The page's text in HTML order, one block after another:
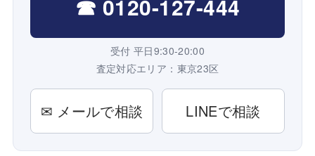
☎ 0120-127-444
受付 平日9:30-20:00
査定対応エリア：東京23区
✉ メールで相談 LINEで相談